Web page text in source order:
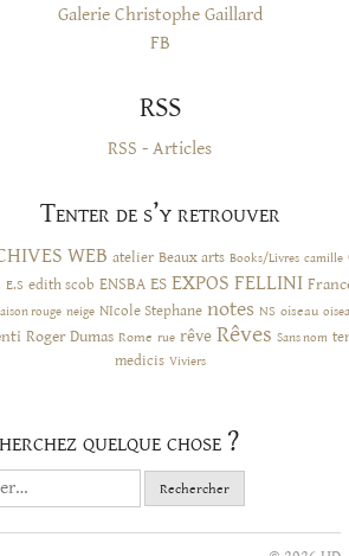
Galerie Christophe Gaillard
FB
RSS
RSS - Articles
Tenter de s’y retrouver
WEB atelier Beaux arts Books/Livres camille
E.S edith scob ENSBA ES EXPOS FELLINI
rouge neige NIcole Stephane notes NS oiseau
Roger Dumas Rome rue rêve Rêves Sans nom
medicis Viviers
quelque chose ?